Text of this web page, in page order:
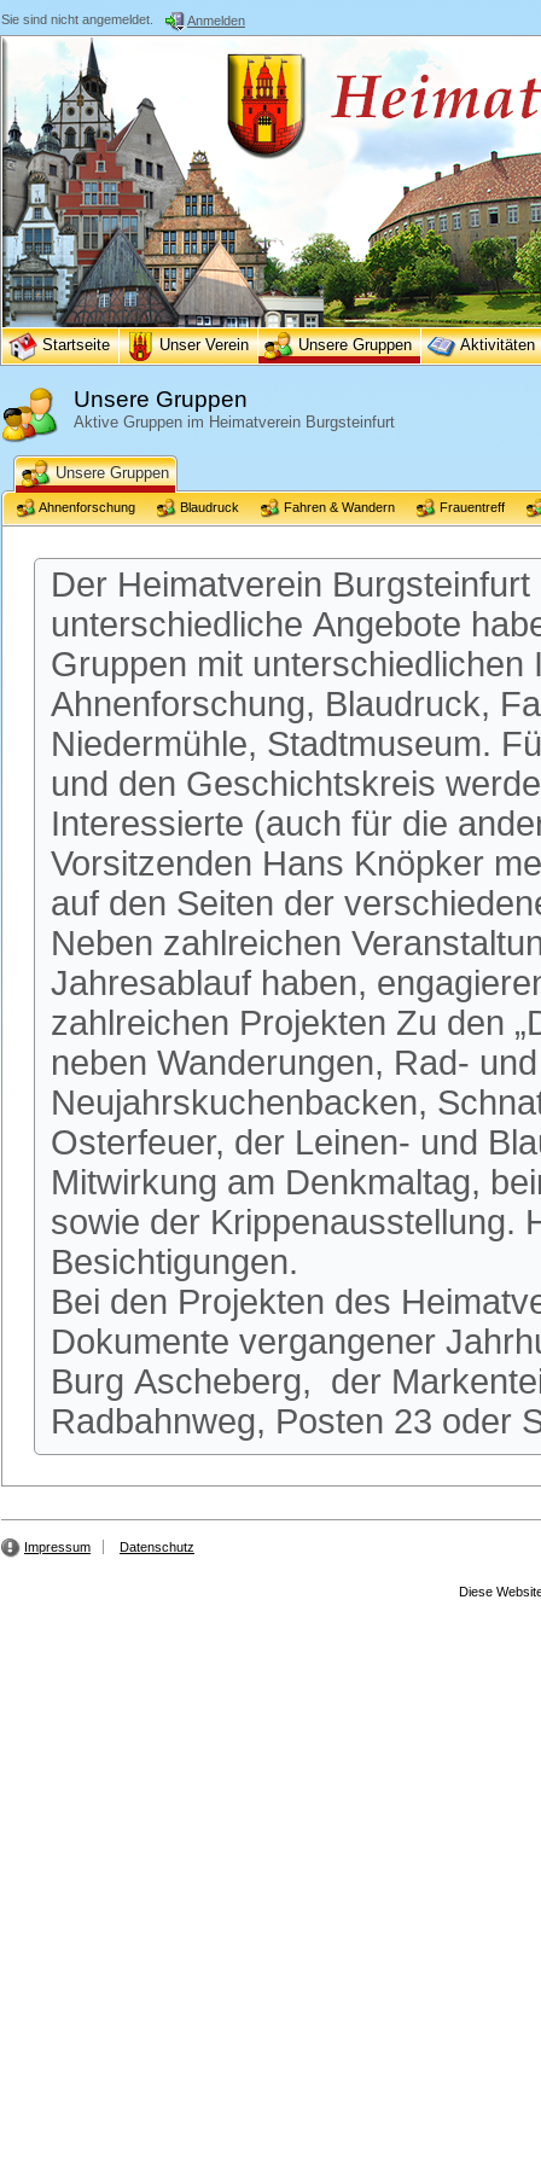
Sie sind nicht angemeldet. Anmelden
Startseite Unser Verein Unsere Gruppen Aktivitäten
Unsere Gruppen
Aktive Gruppen im Heimatverein Burgsteinfurt
Unsere Gruppen
Ahnenforschung Blaudruck Fahren & Wandern Frauentreff
Der Heimatverein
unterschiedliche Angebote
Gruppen mit
Ahnenforschung, Blaudruck,
Niedermühle, Stadtmuseum.
und den Geschichtskreis
Interessierte (auch für die
Vorsitzenden Hans Knöpker
auf den Seiten der
Neben zahlreichen
Jahresablauf haben,
zahlreichen Projekten Zu den
neben Wanderungen, Rad-
Neujahrskuchenbacken,
Osterfeuer, der Leinen- und
Mitwirkung am Denkmaltag,
sowie der Krippenausstellung.
Besichtigungen.
Bei den Projekten des
Dokumente vergangener
Burg Ascheberg, der
Radbahnweg, Posten 23 oder
Impressum Datenschutz
Diese